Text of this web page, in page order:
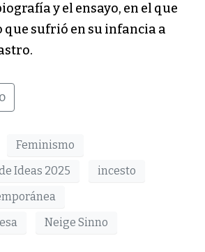
y el ensayo, en el que
que sufrió en su infancia a
Feminismo
Ideas 2025
incesto
Neige Sinno